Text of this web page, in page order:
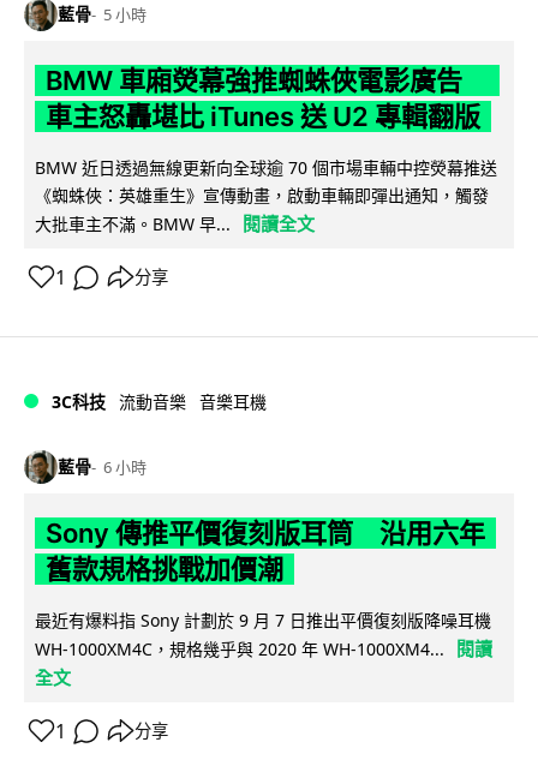
藍骨 5 小時
BMW 車廂熒幕強推蜘蛛俠電影廣告
車主怒轟堪比 iTunes 送 U2 專輯翻版
BMW 近日透過無線更新向全球逾 70 個市場車輛中控熒幕推送
《蜘蛛俠：英雄重生》宣傳動畫，啟動車輛即彈出通知，觸發
大批車主不滿。BMW 早...
閱讀全文
1 分享
3C科技 流動音樂 音樂耳機
藍骨 6 小時
Sony 傳推平價復刻版耳筒 沿用六年
舊款規格挑戰加價潮
最近有爆料指 Sony 計劃於 9 月 7 日推出平價復刻版降噪耳機
WH-1000XM4C，規格幾乎與 2020 年 WH-1000XM4...
閱讀
全文
1 分享